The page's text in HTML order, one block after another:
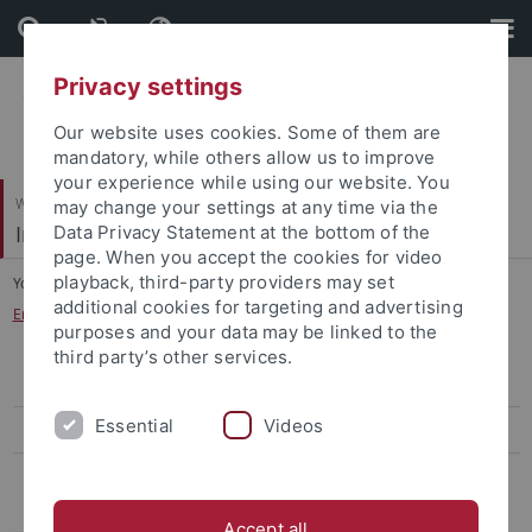
Skip
to
content
Skip
to
footer
Wirtschafts- und Sozialwissenschaftliche Fakultät
Institut für Politikwissenschaft
You are here: Startseite
...
Erasmus/Internationales Austauschprogramm
Studienberatung des IfP
Privacy settings
Our website uses cookies. Some of them are
mandatory, while others allow us to improve
your experience while using our website. You
may change your settings at any time via the
Data Privacy Statement at the bottom of the
page. When you accept the cookies for video
playback, third-party providers may set
additional cookies for targeting and advertising
purposes and your data may be linked to the
third party’s other services.
Essential Videos